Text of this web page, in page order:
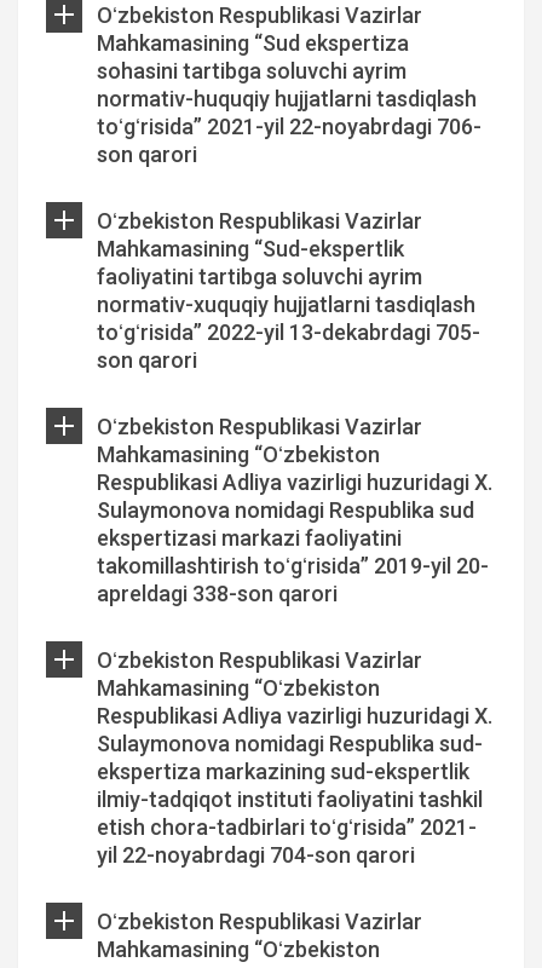
Oʻzbekiston Respublikasi Vazirlar
Mahkamasining “Sud ekspertiza
sohasini tartibga soluvchi ayrim
normativ-huquqiy hujjatlarni tasdiqlash
toʻgʻrisida” 2021-yil 22-noyabrdagi 706-
son qarori
Oʻzbekiston Respublikasi Vazirlar
Mahkamasining “Sud-ekspertlik
faoliyatini tartibga soluvchi ayrim
normativ-xuquqiy hujjatlarni tasdiqlash
toʻgʻrisida” 2022-yil 13-dekabrdagi 705-
son qarori
Oʻzbekiston Respublikasi Vazirlar
Mahkamasining “Oʻzbekiston
Respublikasi Adliya vazirligi huzuridagi X.
Sulaymonova nomidagi Respublika sud
ekspertizasi markazi faoliyatini
takomillashtirish toʻgʻrisida” 2019-yil 20-
apreldagi 338-son qarori
Oʻzbekiston Respublikasi Vazirlar
Mahkamasining “Oʻzbekiston
Respublikasi Adliya vazirligi huzuridagi X.
Sulaymonova nomidagi Respublika sud-
ekspertiza markazining sud-ekspertlik
ilmiy-tadqiqot instituti faoliyatini tashkil
etish chora-tadbirlari toʻgʻrisida” 2021-
yil 22-noyabrdagi 704-son qarori
Oʻzbekiston Respublikasi Vazirlar
Mahkamasining “Oʻzbekiston